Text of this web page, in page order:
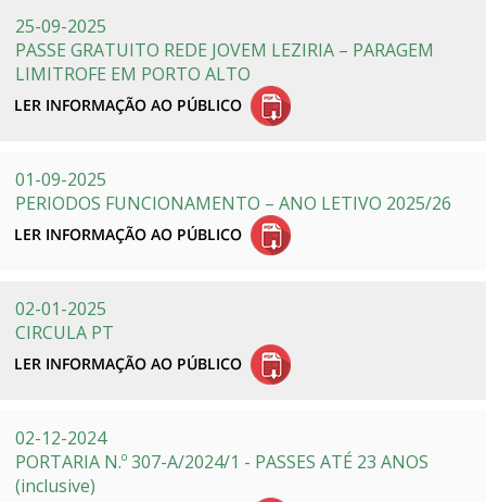
25-09-2025
PASSE GRATUITO REDE JOVEM LEZIRIA – PARAGEM
LIMITROFE EM PORTO ALTO
01-09-2025
PERIODOS FUNCIONAMENTO – ANO LETIVO 2025/26
02-01-2025
CIRCULA PT
02-12-2024
PORTARIA N.º 307-A/2024/1 - PASSES ATÉ 23 ANOS
(inclusive)